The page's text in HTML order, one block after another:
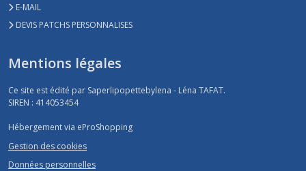
E-MAIL
DEVIS PATCHS PERSONNALISES
Mentions légales
Ce site est édité par Saperlipopettebylena - Léna TAFAT.
SIREN : 414053454
Hébergement via eProShopping
Gestion des cookies
Données personnelles